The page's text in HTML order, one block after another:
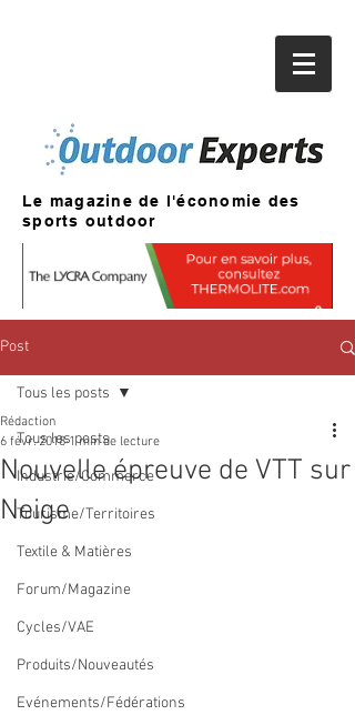
Le magazine de l'économie des
sports outdoor
Post
Tous les posts
Industrie/Commerce
Tourisme/Territoires
Textile & Matières
Forum/Magazine
Cycles/VAE
Produits/Nouveautés
Evénements/Fédérations
Tous les posts
Nouvelle épreuve de VTT sur
Neige
Rédaction
6 févr. 2018 1 min de lecture